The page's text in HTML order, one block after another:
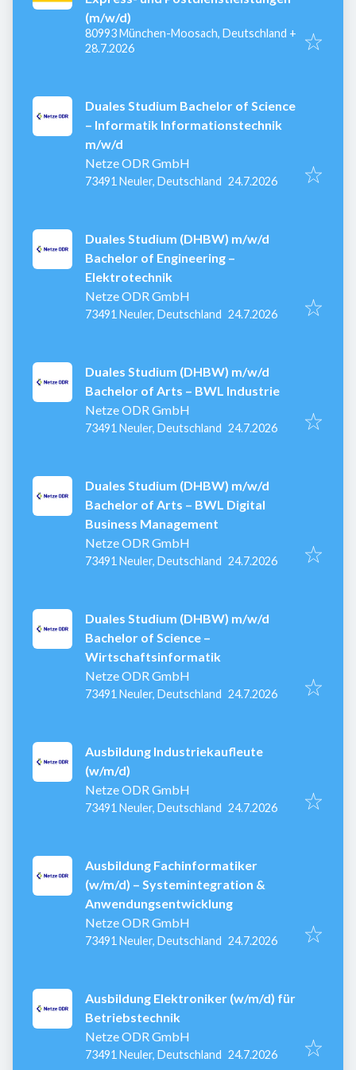
(m/w/d)
80993 München-Moosach, Deutschland +
Veröffentlicht
28.7.2026
Duales Studium Bachelor of Science
– Informatik Informationstechnik
m/w/d
Netze ODR GmbH
73491 Neuler, Deutschland Veröffentlicht
24.7.2026
Duales Studium (DHBW) m/w/d
Bachelor of Engineering –
Elektrotechnik
Netze ODR GmbH
73491 Neuler, Deutschland Veröffentlicht
24.7.2026
Duales Studium (DHBW) m/w/d
Bachelor of Arts – BWL Industrie
Netze ODR GmbH
73491 Neuler, Deutschland Veröffentlicht
24.7.2026
Duales Studium (DHBW) m/w/d
Bachelor of Arts – BWL Digital
Business Management
Netze ODR GmbH
73491 Neuler, Deutschland Veröffentlicht
24.7.2026
Duales Studium (DHBW) m/w/d
Bachelor of Science –
Wirtschaftsinformatik
Netze ODR GmbH
73491 Neuler, Deutschland Veröffentlicht
24.7.2026
Ausbildung Industriekaufleute
(w/m/d)
Netze ODR GmbH
73491 Neuler, Deutschland Veröffentlicht
24.7.2026
Ausbildung Fachinformatiker
(w/m/d) – Systemintegration &
Anwendungsentwicklung
Netze ODR GmbH
73491 Neuler, Deutschland Veröffentlicht
24.7.2026
Ausbildung Elektroniker (w/m/d) für
Betriebstechnik
Netze ODR GmbH
73491 Neuler, Deutschland Veröffentlicht
24.7.2026